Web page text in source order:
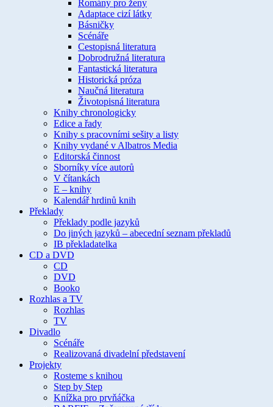
Romány pro ženy
Adaptace cizí látky
Básničky
Scénáře
Cestopisná literatura
Dobrodružná literatura
Fantastická literatura
Historická próza
Naučná literatura
Životopisná literatura
Knihy chronologicky
Edice a řady
Knihy s pracovními sešity a listy
Knihy vydané v Albatros Media
Editorská činnost
Sborníky více autorů
V čítankách
E – knihy
Kalendář hrdinů knih
Překlady
Překlady podle jazyků
Do jiných jazyků – abecední seznam překladů
IB překladatelka
CD a DVD
CD
DVD
Booko
Rozhlas a TV
Rozhlas
TV
Divadlo
Scénáře
Realizovaná divadelní představení
Projekty
Rosteme s knihou
Step by Step
Knížka pro prvňáčka